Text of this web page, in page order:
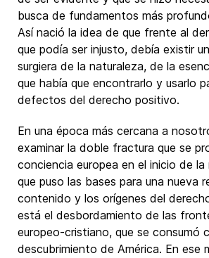
busca de fundamentos más
Así nació la idea de que frente al
que podía ser injusto, debía existir
surgiera de la naturaleza, de la
que había que encontrarlo y usarlo
defectos del derecho positivo.
En una época más cercana a
examinar la doble fractura que se
conciencia europea en el inicio de
que puso las bases para una nueva
contenido y los orígenes del
está el desbordamiento de las
europeo-cristiano, que se consumó
descubrimiento de América. En ese